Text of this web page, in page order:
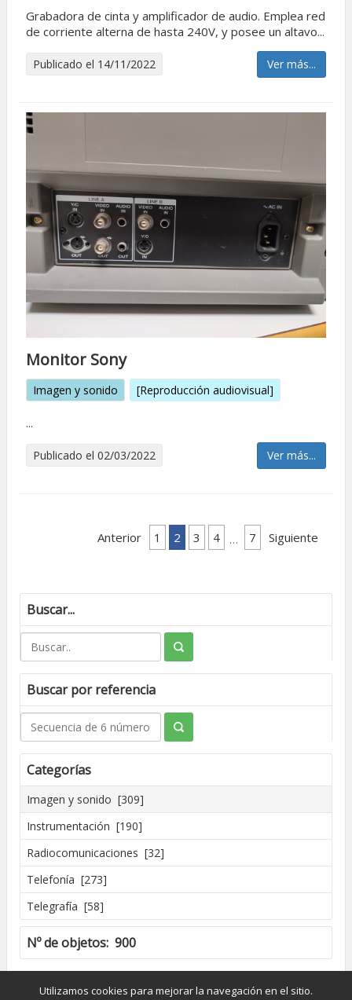
Grabadora de cinta y amplificador de audio. Emplea red
de corriente alterna de hasta 240V, y posee un altavo...
Publicado el 14/11/2022 Ver más...
Monitor Sony
Imagen y sonido [Reproducción audiovisual]
...
Publicado el 02/03/2022 Ver más...
Anterior 1 2 3 4 … 7 Siguiente
Buscar...
Buscar por referencia
Categorías
Imagen y sonido [309]
Instrumentación [190]
Radiocomunicaciones [32]
Telefonía [273]
Telegrafía [58]
Nº de objetos: 900
Creado por José Madrid [2016]
Utilizamos cookies para mejorar la navegación en el sitio.